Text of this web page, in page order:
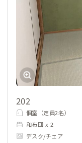
202
個室（定員2名）
和布団 x 2
デスク/チェア